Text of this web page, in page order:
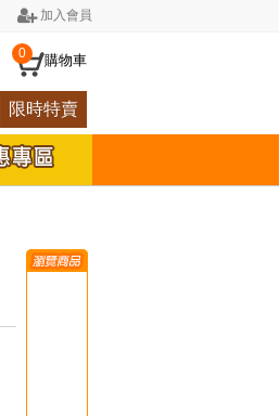
加入會員
0 購物車
限時特賣